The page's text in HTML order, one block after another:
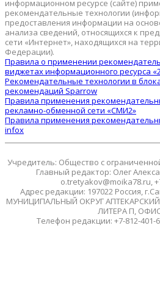
информационном ресурсе (сайте)
рекомендательные технологии
предоставления информации на
анализа сведений, относящихся к
сети «Интернет», находящихся на
Федерации).
Правила о применении
виджетах информационного ресурса
Рекомендательные технологии в
рекомендаций Sparrow
Правила применения
рекламно-обменной сети «СМИ2»
Правила применения
infox
Учредитель: Общество с
Главный редактор: Олег
o.tretyakov@moika78.ru,
Адрес редакции: 197022 Россия,
МУНИЦИПАЛЬНЫЙ ОКРУГ
ЛИТЕРА П,
Телефон редакции: +7-812-401-